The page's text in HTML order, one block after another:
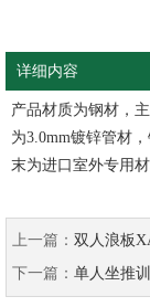
详细内容
产品材质为钢材，
为3.0mm镀锌管材
末为进口室外专用材
上一篇： 双人浪板
下一篇： 单人坐推